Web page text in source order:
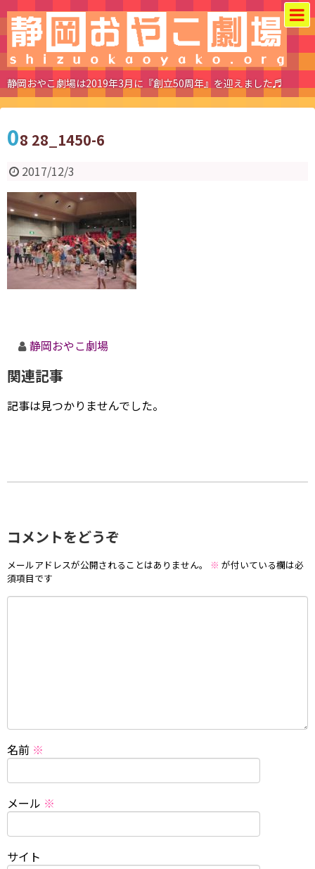
静岡おやこ劇場は2019年3月に『創立50周年』を迎えました♬
08 28_1450-6
2017/12/3
静岡おやこ劇場
関連記事
記事は見つかりませんでした。
コメントをどうぞ
メールアドレスが公開されることはありません。 ※ が付いている欄は必
須項目です
名前 ※
メール ※
サイト